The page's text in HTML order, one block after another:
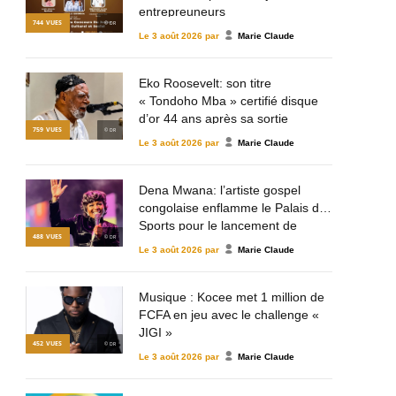
744 VUES © DR
entrepreuneurs
Le 3 août 2026 par Marie Claude
759 VUES © DR
Eko Roosevelt: son titre
« Tondoho Mba » certifié disque
d’or 44 ans après sa sortie
Le 3 août 2026 par Marie Claude
488 VUES © DR
Dena Mwana: l’artiste gospel
congolaise enflamme le Palais des
Sports pour le lancement de
Mulema Gospel Talent
Le 3 août 2026 par Marie Claude
452 VUES © DR
Musique : Kocee met 1 million de
FCFA en jeu avec le challenge «
JIGI »
Le 3 août 2026 par Marie Claude